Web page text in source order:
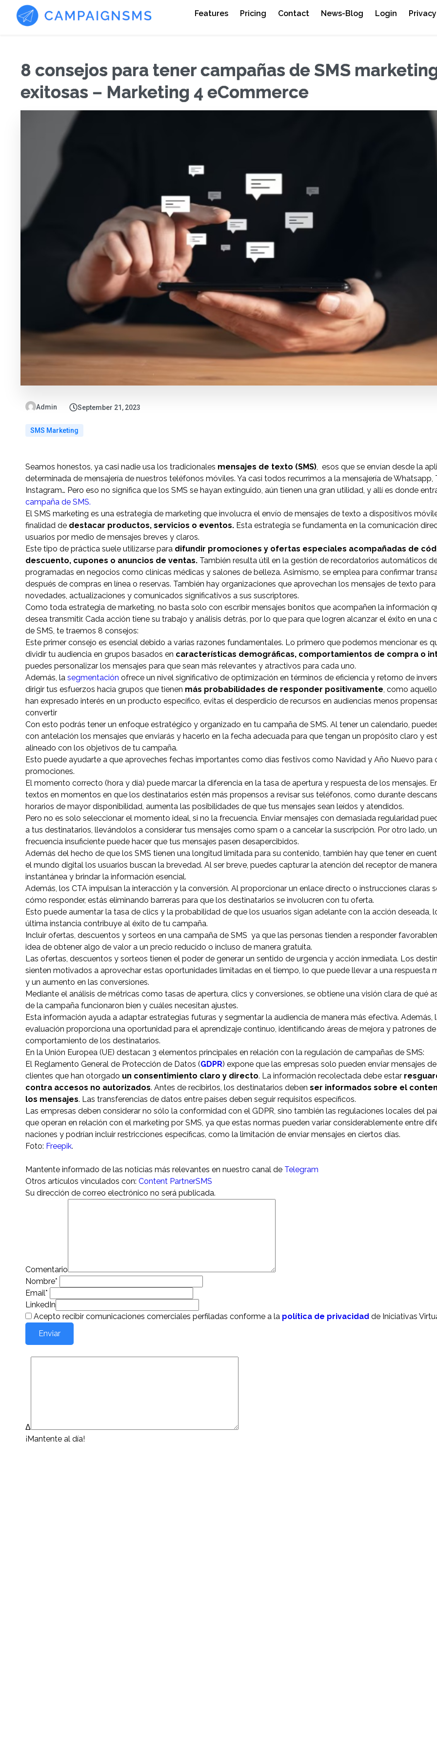
Features Pricing Contact News-Blog Login
8 consejos para tener campañas de SMS
exitosas – Marketing 4 eCommerce
Admin September 21, 2023
SMS Marketing
Seamos honestos, ya casi nadie usa los tradicionales mensajes de texto (SMS), esos que se envían desde la
determinada de mensajería de nuestros teléfonos móviles. Ya casi todos recurrimos a la mensajería de Whatsapp,
Instagram… Pero eso no significa que los SMS se hayan extinguido, aún tienen una gran utilidad, y allí es donde
campaña de SMS.
El SMS marketing es una estrategia de marketing que involucra el envío de mensajes de texto a dispositivos
finalidad de destacar productos, servicios o eventos. Esta estrategia se fundamenta en la comunicación
usuarios por medio de mensajes breves y claros.
Este tipo de práctica suele utilizarse para difundir promociones y ofertas especiales acompañadas de
descuento, cupones o anuncios de ventas. También resulta útil en la gestión de recordatorios automáticos
programadas en negocios como clínicas médicas y salones de belleza. Asimismo, se emplea para confirmar
después de compras en línea o reservas. También hay organizaciones que aprovechan los mensajes de texto para
novedades, actualizaciones y comunicados significativos a sus suscriptores.
Como toda estrategia de marketing, no basta solo con escribir mensajes bonitos que acompañen la información
desea transmitir. Cada acción tiene su trabajo y análisis detrás, por lo que para que logren alcanzar el éxito en una
de SMS, te traemos 8 consejos:
Este primer consejo es esencial debido a varias razones fundamentales. Lo primero que podemos mencionar es
dividir tu audiencia en grupos basados en características demográficas, comportamientos de compra o
puedes personalizar los mensajes para que sean más relevantes y atractivos para cada uno.
Además, la segmentación ofrece un nivel significativo de optimización en términos de eficiencia y retorno de
dirigir tus esfuerzos hacia grupos que tienen más probabilidades de responder positivamente, como
han expresado interés en un producto específico, evitas el desperdicio de recursos en audiencias menos
convertir
Con esto podrás tener un enfoque estratégico y organizado en tu campaña de SMS. Al tener un calendario,
con antelación los mensajes que enviarás y hacerlo en la fecha adecuada para que tengan un propósito claro y
alineado con los objetivos de tu campaña.
Esto puede ayudarte a que aproveches fechas importantes como días festivos como Navidad y Año Nuevo para
promociones.
El momento correcto (hora y día) puede marcar la diferencia en la tasa de apertura y respuesta de los mensajes.
textos en momentos en que los destinatarios estén más propensos a revisar sus teléfonos, como durante
horarios de mayor disponibilidad, aumenta las posibilidades de que tus mensajes sean leídos y atendidos.
Pero no es solo seleccionar el momento ideal, si no la frecuencia. Enviar mensajes con demasiada regularidad
a tus destinatarios, llevándolos a considerar tus mensajes como spam o a cancelar la suscripción. Por otro lado,
frecuencia insuficiente puede hacer que tus mensajes pasen desapercibidos.
Además del hecho de que los SMS tienen una longitud limitada para su contenido, también hay que tener en
el mundo digital los usuarios buscan la brevedad. Al ser breve, puedes capturar la atención del receptor de manera
instantánea y brindar la información esencial.
Además, los CTA impulsan la interacción y la conversión. Al proporcionar un enlace directo o instrucciones claras
cómo responder, estás eliminando barreras para que los destinatarios se involucren con tu oferta.
Esto puede aumentar la tasa de clics y la probabilidad de que los usuarios sigan adelante con la acción deseada,
última instancia contribuye al éxito de tu campaña.
Incluir ofertas, descuentos y sorteos en una campaña de SMS ya que las personas tienden a responder
idea de obtener algo de valor a un precio reducido o incluso de manera gratuita.
Las ofertas, descuentos y sorteos tienen el poder de generar un sentido de urgencia y acción inmediata. Los
sienten motivados a aprovechar estas oportunidades limitadas en el tiempo, lo que puede llevar a una respuesta
y un aumento en las conversiones.
Mediante el análisis de métricas como tasas de apertura, clics y conversiones, se obtiene una visión clara de qué
de la campaña funcionaron bien y cuáles necesitan ajustes.
Esta información ayuda a adaptar estrategias futuras y segmentar la audiencia de manera más efectiva. Además,
evaluación proporciona una oportunidad para el aprendizaje continuo, identificando áreas de mejora y patrones de
comportamiento de los destinatarios.
En la Unión Europea (UE) destacan 3 elementos principales en relación con la regulación de campañas de SMS:
El Reglamento General de Protección de Datos (GDPR) expone que las empresas solo pueden enviar mensajes
clientes que han otorgado un consentimiento claro y directo. La información recolectada debe estar
contra accesos no autorizados. Antes de recibirlos, los destinatarios deben ser informados sobre el
los mensajes. Las transferencias de datos entre países deben seguir requisitos específicos.
Las empresas deben considerar no sólo la conformidad con el GDPR, sino también las regulaciones locales del
que operan en relación con el marketing por SMS, ya que estas normas pueden variar considerablemente entre
naciones y podrían incluir restricciones específicas, como la limitación de enviar mensajes en ciertos días.
Foto: Freepik.
Mantente informado de las noticias más relevantes en nuestro canal de Telegram
Otros artículos vinculados con: Content PartnerSMS
Su dirección de correo electrónico no será publicada.
Comentario
Nombre*
Email*
LinkedIn
Acepto recibir comunicaciones comerciales perfiladas conforme a la política de privacidad de Iniciativas
Δ
¡Mantente al día!